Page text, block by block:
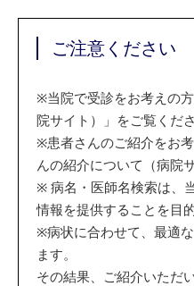
ご注意ください
※当院で受診をお考えの
院サイト）」をご覧くださ
※患者さんのご紹介をお
んの紹介について（病院
※ 病名・医師名検索は、
情報を提供することを目
※病状に合わせて、最適
ます。
その結果、ご紹介いただ